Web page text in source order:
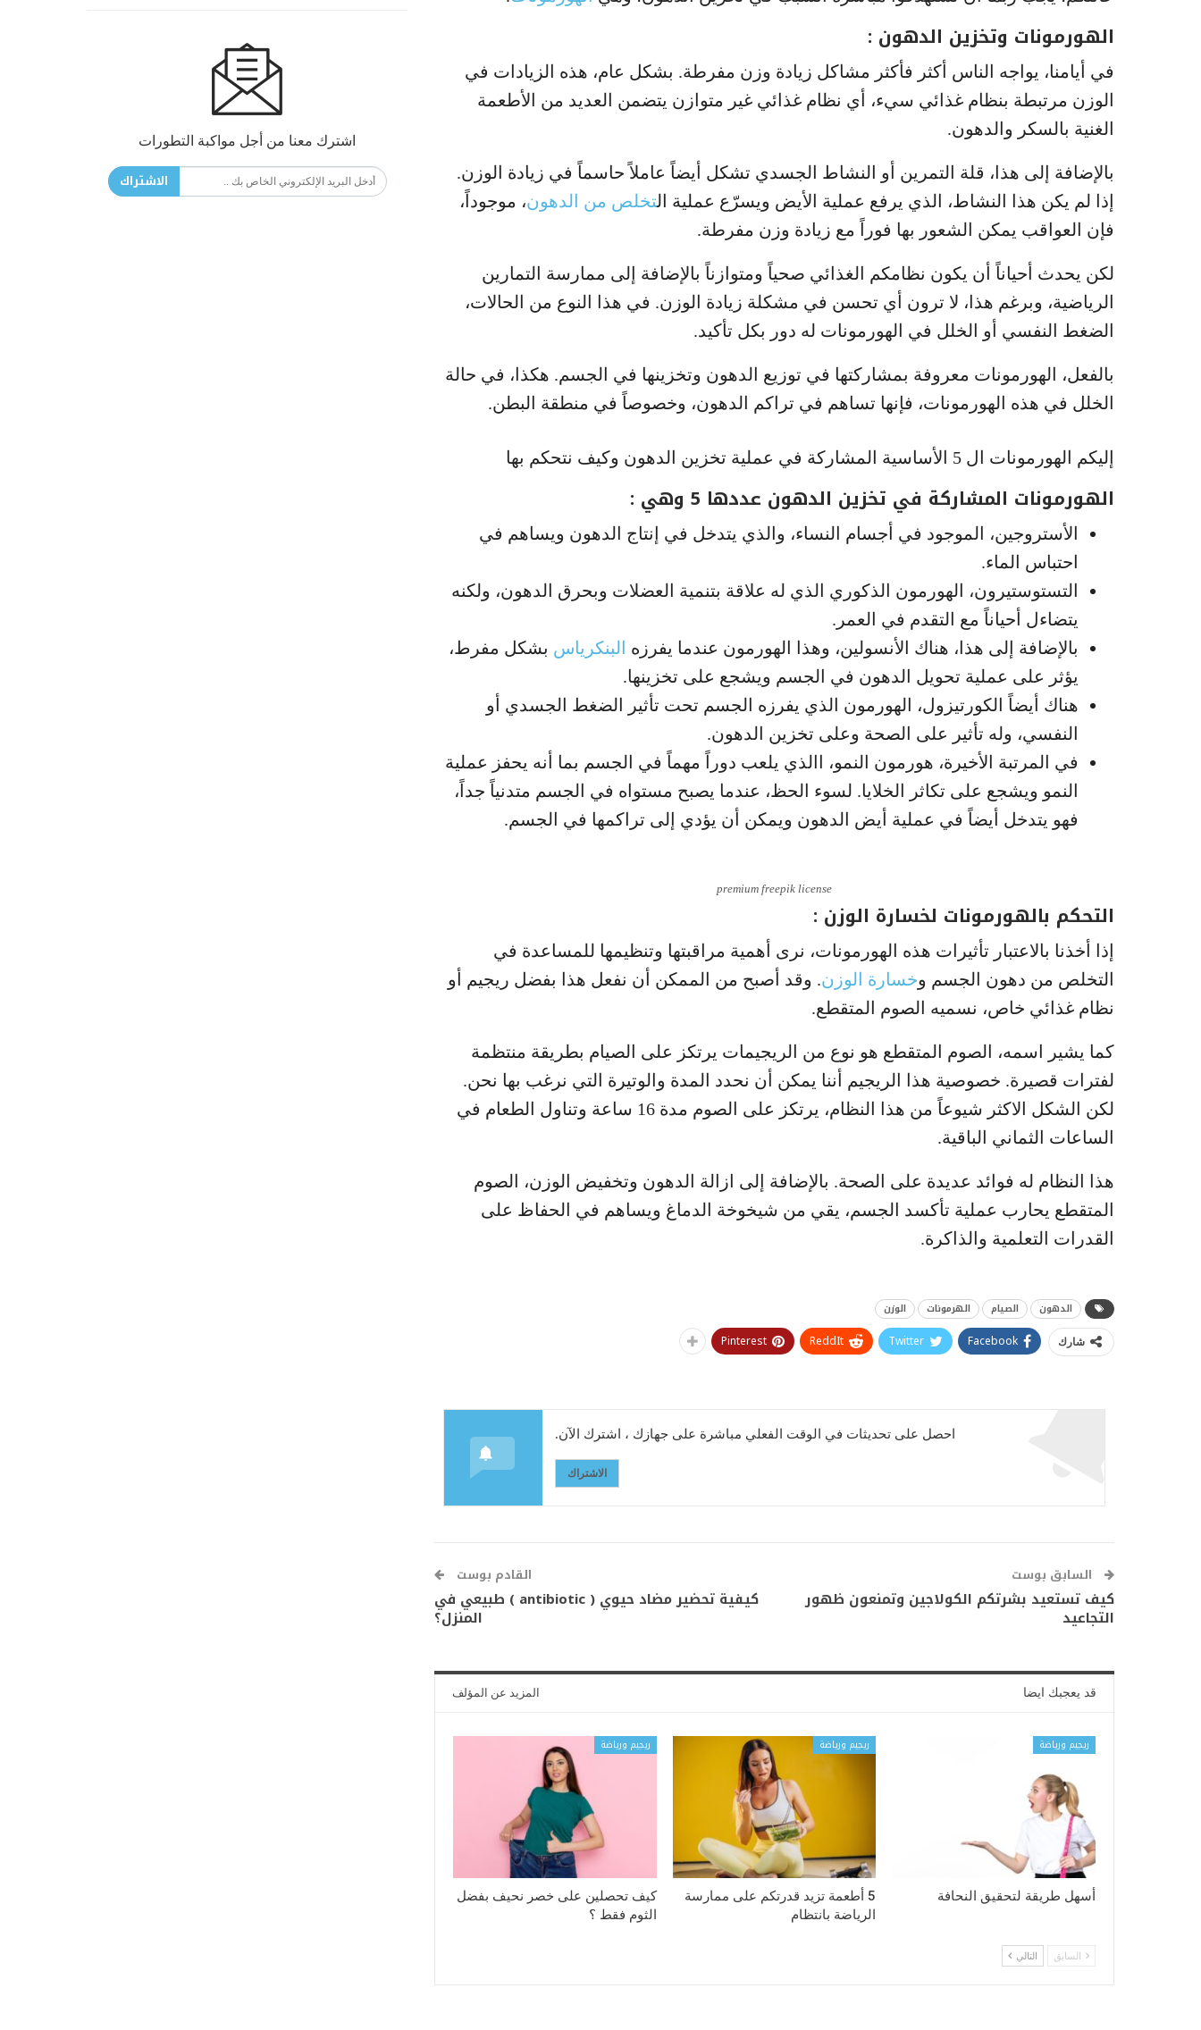
الهورمونات وتخزين الدهون :
في أيامنا، يواجه الناس أكثر فأكثر مشاكل زيادة وزن مفرطة. بشكل عام، هذه الزيادات في
الوزن مرتبطة بنظام غذائي سيء، أي نظام غذائي غير متوازن يتضمن العديد من الأطعمة
الغنية بالسكر والدهون.
بالإضافة إلى هذا، قلة التمرين أو النشاط الجسدي تشكل أيضاً عاملاً حاسماً في زيادة الوزن.
إذا لم يكن هذا النشاط، الذي يرفع عملية الأيض ويسرّع عملية التخلص من الدهون، موجوداً،
فإن العواقب يمكن الشعور بها فوراً مع زيادة وزن مفرطة.
لكن يحدث أحياناً أن يكون نظامكم الغذائي صحياً ومتوازناً بالإضافة إلى ممارسة التمارين
الرياضية، وبرغم هذا، لا ترون أي تحسن في مشكلة زيادة الوزن. في هذا النوع من الحالات،
الضغط النفسي أو الخلل في الهورمونات له دور بكل تأكيد.
بالفعل، الهورمونات معروفة بمشاركتها في توزيع الدهون وتخزينها في الجسم. هكذا، في حالة
الخلل في هذه الهورمونات، فإنها تساهم في تراكم الدهون، وخصوصاً في منطقة البطن.
إليكم الهورمونات ال 5 الأساسية المشاركة في عملية تخزين الدهون وكيف نتحكم بها
الهورمونات المشاركة في تخزين الدهون عددها 5 وهي :
الأستروجين، الموجود في أجسام النساء، والذي يتدخل في إنتاج الدهون ويساهم في
احتباس الماء.
التستوستيرون، الهورمون الذكوري الذي له علاقة بتنمية العضلات وبحرق الدهون، ولكنه
يتضاءل أحياناً مع التقدم في العمر.
بالإضافة إلى هذا، هناك الأنسولين، وهذا الهورمون عندما يفرزه البنكرياس بشكل مفرط،
يؤثر على عملية تحويل الدهون في الجسم ويشجع على تخزينها.
هناك أيضاً الكورتيزول، الهورمون الذي يفرزه الجسم تحت تأثير الضغط الجسدي أو
النفسي، وله تأثير على الصحة وعلى تخزين الدهون.
في المرتبة الأخيرة، هورمون النمو، االذي يلعب دوراً مهماً في الجسم بما أنه يحفز عملية
النمو ويشجع على تكاثر الخلايا. لسوء الحظ، عندما يصبح مستواه في الجسم متدنياً جداً،
فهو يتدخل أيضاً في عملية أيض الدهون ويمكن أن يؤدي إلى تراكمها في الجسم.
premium freepik license
التحكم بالهورمونات لخسارة الوزن :
إذا أخذنا بالاعتبار تأثيرات هذه الهورمونات، نرى أهمية مراقبتها وتنظيمها للمساعدة في
التخلص من دهون الجسم وخسارة الوزن. وقد أصبح من الممكن أن نفعل هذا بفضل ريجيم أو
نظام غذائي خاص، نسميه الصوم المتقطع.
كما يشير اسمه، الصوم المتقطع هو نوع من الريجيمات يرتكز على الصيام بطريقة منتظمة
لفترات قصيرة. خصوصية هذا الريجيم أننا يمكن أن نحدد المدة والوتيرة التي نرغب بها نحن.
لكن الشكل الاكثر شيوعاً من هذا النظام، يرتكز على الصوم مدة 16 ساعة وتناول الطعام في
الساعات الثماني الباقية.
هذا النظام له فوائد عديدة على الصحة. بالإضافة إلى ازالة الدهون وتخفيض الوزن، الصوم
المتقطع يحارب عملية تأكسد الجسم، يقي من شيخوخة الدماغ ويساهم في الحفاظ على
القدرات التعلمية والذاكرة.
الدهون الصيام الهرمونات الوزن
شارك Facebook
Twitter
ReddIt
Pinterest
احصل على تحديثات في الوقت الفعلي مباشرة على جهازك ، اشترك الآن.
الاشتراك
السابق بوست
كيف تستعيد بشرتكم الكولاجين وتمنعون ظهور
التجاعيد
القادم بوست
كيفية تحضير مضاد حيوي ( antibiotic ) طبيعي في
المنزل؟
قد يعجبك ايضا المزيد عن المؤلف
ريجيم ورياضة
أسهل طريقة لتحقيق النحافة
ريجيم ورياضة
5 أطعمة تزيد قدرتكم على ممارسة
الرياضة بانتظام
ريجيم ورياضة
كيف تحصلين على خصر نحيف بفضل
الثوم فقط ؟
السابق التالي
اشترك معنا من أجل مواكبة التطورات
الاشتراك